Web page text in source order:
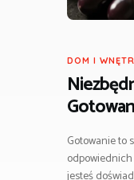
DOM I
Gotowanie to